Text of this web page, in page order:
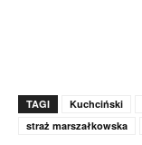
TAGI Kuchciński
straż marszałkowska